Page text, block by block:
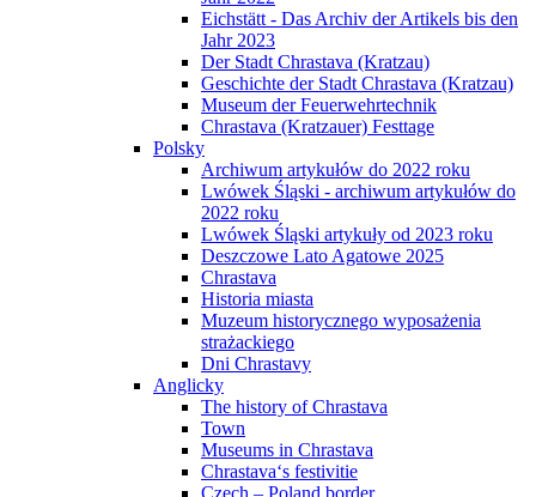
Eichstätt - Das Archiv der Artikels bis den
Jahr 2023
Der Stadt Chrastava (Kratzau)
Geschichte der Stadt Chrastava (Kratzau)
Museum der Feuerwehrtechnik
Chrastava (Kratzauer) Festtage
Polsky
Archiwum artykułów do 2022 roku
Lwówek Śląski - archiwum artykułów do
2022 roku
Lwówek Śląski artykuły od 2023 roku
Deszczowe Lato Agatowe 2025
Chrastava
Historia miasta
Muzeum historycznego wyposażenia
strażackiego
Dni Chrastavy
Anglicky
The history of Chrastava
Town
Museums in Chrastava
Chrastava‘s festivitie
Czech – Poland border